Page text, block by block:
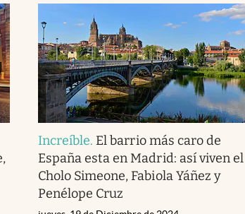
Increíble. El barrio más caro de
España esta en Madrid: así viven el
Cholo Simeone, Fabiola Yáñez y
Penélope Cruz